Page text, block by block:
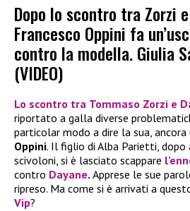
Dopo lo scontro tra Zorzi
Francesco Oppini fa
contro la modella. Giulia
(VIDEO)
Lo scontro tra Tommaso Zorzi e
riportato a galla diverse
particolar modo a dire la sua,
Oppini. Il figlio di Alba Parietti,
scivoloni, si è lasciato scappare
contro Dayane. Apprese le sue
ripreso. Ma come si è arrivati a
Vip?